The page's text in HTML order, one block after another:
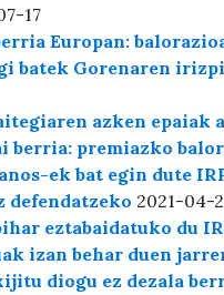
17
Europan:
batek Gorenaren
azken epaiak
berria: premiazko
ek bat egin dute
defendatzeko 2021-04-
eztabaidatuko du
izan behar duen
diogu ez dezala